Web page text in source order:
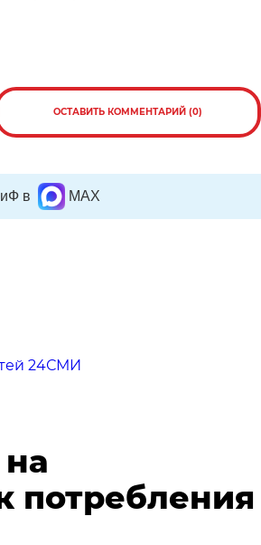
ОСТАВИТЬ КОММЕНТАРИЙ (0)
в MAX
24СМИ
потребления